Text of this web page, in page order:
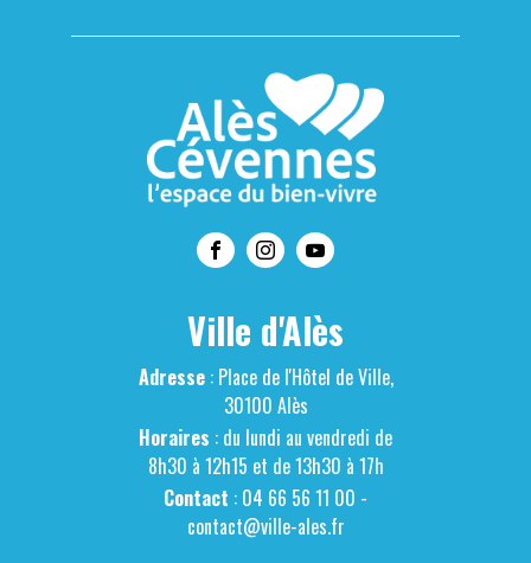
Ville d'Alès
Adresse: Place de l'Hôtel de Ville,
30100 Alès
Horaires : du lundi au vendredi de
8h30 à 12h15 et de 13h30 à 17h
Contact : 04 66 56 11 00 -
contact@ville-ales.fr